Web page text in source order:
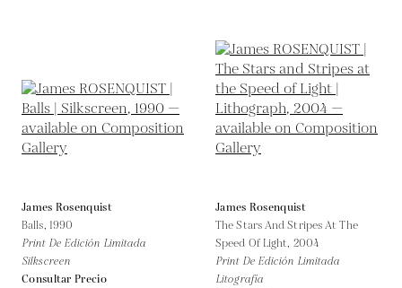
James Rosenquist
Balls, 1990
Print De Edición Limitada
Silkscreen
Consultar Precio
James Rosenquist
The Stars And Stripes At The
Speed Of Light, 2004
Print De Edición Limitada
Litografía